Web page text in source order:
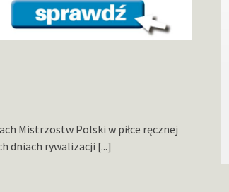
Mistrzostw Polski w piłce ręcznej
dniach rywalizacji [...]